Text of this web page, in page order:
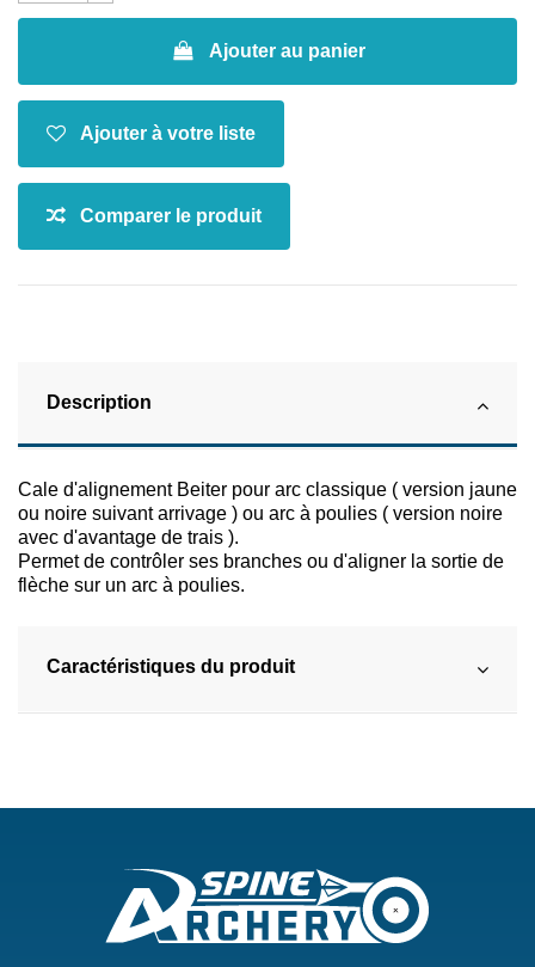
Ajouter au panier
Description
Cale d'alignement Beiter pour arc classique ( version jaune
ou noire suivant arrivage ) ou arc à poulies ( version noire
avec d'avantage de trais ).
Permet de contrôler ses branches ou d'aligner la sortie de
flèche sur un arc à poulies.
Caractéristiques du produit